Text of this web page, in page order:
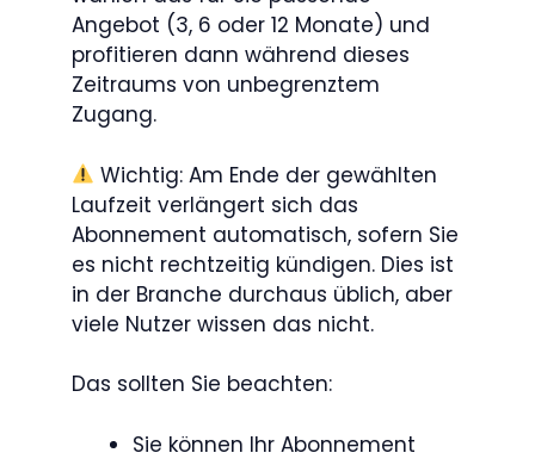
Angebot (3, 6 oder 12 Monate) und
profitieren dann während dieses
Zeitraums von unbegrenztem
Zugang.
Wichtig: Am Ende der gewählten
Laufzeit verlängert sich das
Abonnement automatisch, sofern Sie
es nicht rechtzeitig kündigen. Dies ist
in der Branche durchaus üblich, aber
viele Nutzer wissen das nicht.
Das sollten Sie beachten:
Sie können Ihr Abonnement